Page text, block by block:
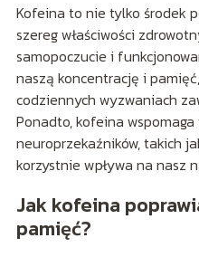
Kofeina to nie tylko środek
szereg właściwości
samopoczucie i
naszą koncentrację i
codziennych wyzwaniach
Ponadto, kofeina
neuroprzekaźników, takich
korzystnie wpływa na nasz
Jak kofeina
pamięć?